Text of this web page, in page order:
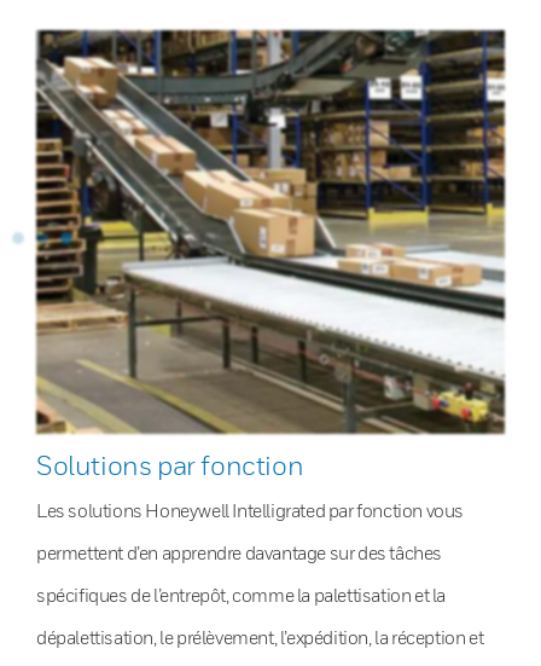
Solutions par fonction
Les solutions Honeywell Intelligrated par fonction vous
permettent d’en apprendre davantage sur des tâches
spécifiques de l’entrepôt, comme la palettisation et la
dépalettisation, le prélèvement, l’expédition, la réception et